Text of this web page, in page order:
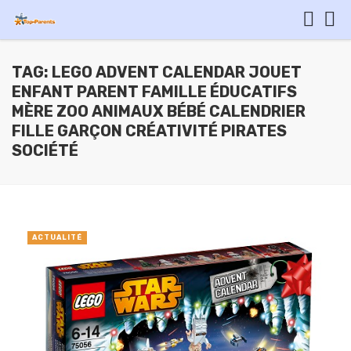
TAG: LEGO ADVENT CALENDAR JOUET
ENFANT PARENT FAMILLE ÉDUCATIFS
MÈRE ZOO ANIMAUX BÉBÉ CALENDRIER
FILLE GARÇON CRÉATIVITÉ PIRATES
SOCIÉTÉ
ACTUALITÉ